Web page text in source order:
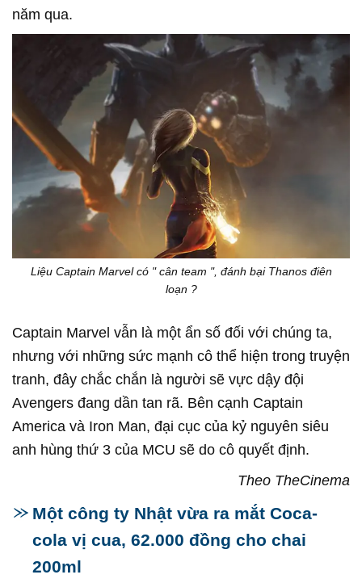
năm qua.
Liệu Captain Marvel có " cân team ", đánh bại Thanos điên
loạn ?
Captain Marvel vẫn là một ẩn số đối với chúng ta,
nhưng với những sức mạnh cô thể hiện trong truyện
tranh, đây chắc chắn là người sẽ vực dậy đội
Avengers đang dần tan rã. Bên cạnh Captain
America và Iron Man, đại cục của kỷ nguyên siêu
anh hùng thứ 3 của MCU sẽ do cô quyết định.
Theo TheCinema
Một công ty Nhật vừa ra mắt Coca-
cola vị cua, 62.000 đồng cho chai
200ml